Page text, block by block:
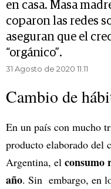
en casa. Masa
coparon las redes
aseguran que el
“orgánico”.
31 Agosto de 2020 11.11
Cambio de
En un país con mucho
producto elaborado
Argentina, el consumo
año. Sin embargo, en